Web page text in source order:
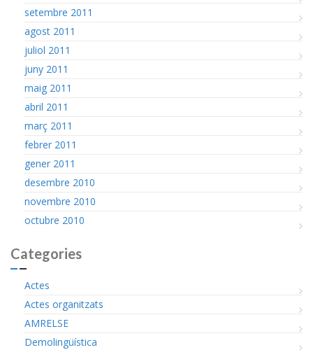
setembre 2011
agost 2011
juliol 2011
juny 2011
maig 2011
abril 2011
març 2011
febrer 2011
gener 2011
desembre 2010
novembre 2010
octubre 2010
Categories
Actes
Actes organitzats
AMRELSE
Demolingüística